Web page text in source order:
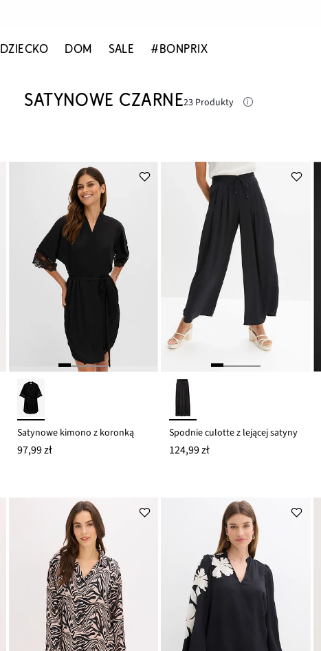
DZIECKO DOM SALE #BONPRIX
SATYNOWE CZARNE23 Produkty
Satynowe kimono z koronką
97,99 zł
Spodnie culotte z lejącej satyny
124,99 zł